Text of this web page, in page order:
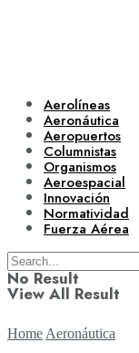
Aerolíneas
Aeronáutica
Aeropuertos
Columnistas
Organismos
Aeroespacial
Innovación
Normatividad
Fuerza Aérea
No Result
View All Result
Home Aeronáutica